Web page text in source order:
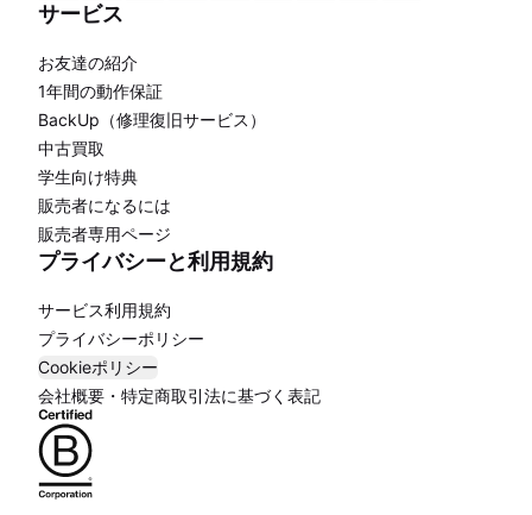
サービス
お友達の紹介
1年間の動作保証
BackUp（修理復旧サービス）
中古買取
学生向け特典
販売者になるには
販売者専用ページ
プライバシーと利用規約
サービス利用規約
プライバシーポリシー
Cookieポリシー
会社概要・特定商取引法に基づく表記